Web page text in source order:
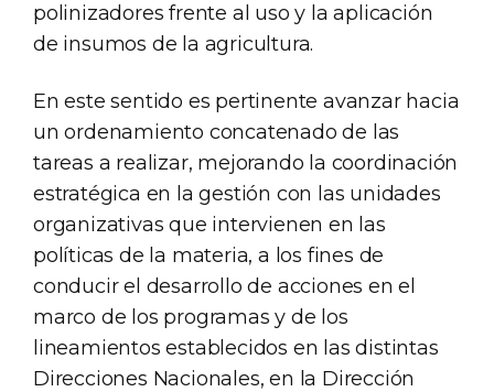
polinizadores frente al uso y la aplicación
de insumos de la agricultura.
En este sentido es pertinente avanzar hacia
un ordenamiento concatenado de las
tareas a realizar, mejorando la coordinación
estratégica en la gestión con las unidades
organizativas que intervienen en las
políticas de la materia, a los fines de
conducir el desarrollo de acciones en el
marco de los programas y de los
lineamientos establecidos en las distintas
Direcciones Nacionales, en la Dirección